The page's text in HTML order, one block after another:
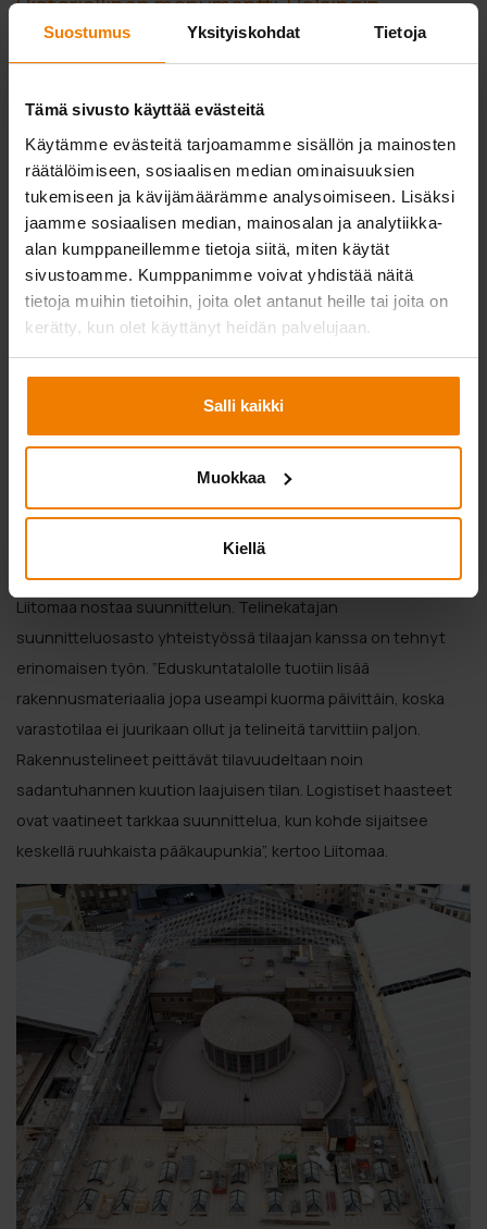
Suostumus Yksityiskohdat Tietoja
Tämä sivusto käyttää evästeitä
Käytämme evästeitä tarjoamamme sisällön ja mainosten
räätälöimiseen, sosiaalisen median ominaisuuksien
tukemiseen ja kävijämäärämme analysoimiseen. Lisäksi
jaamme sosiaalisen median, mainosalan ja analytiikka-
alan kumppaneillemme tietoja siitä, miten käytät
sivustoamme. Kumppanimme voivat yhdistää näitä
tietoja muihin tietoihin, joita olet antanut heille tai joita on
kerätty, kun olet käyttänyt heidän palvelujaan.
Salli kaikki
Muokkaa
Kiellä
ytimessä on ainutkertainen työmaa
Kansallisesti ja taloudellisestikin arvokkaan rakennuksen
peruskorjaus ei toimi saman kaavan mukaan tavallisten
työskennelleet suojeltujen rakennusten parissa. Poikkeavaa
aikaisempiin projekteihin nähden on se, että Eduskuntatalo
on suojeltu eritasoisesti sen eri osissa. Henkilöstömme
perehdytettiin kuitenkin hyvin rakennuksen vaatimuksiin”,
kuvailee Liitomaa rakennushistoriallisesti tärkeän
monumentin parissa työskentelyä. ”Esimerkiksi suojaamiseen
saumoihin, joten graniittilinnan julkisivuun ei työskentelystä
tule jäämään jälkeäkään.Turvallisuusselvityksiä meillä on
monessa kohteessa, ja kulkuluvat ovat normaali käytäntö
työmaillamme. Kun kyseessä on näin merkittävä kohde,
Tämän ainutkertaisen projektin onnistumisen avaimeksi
Liitomaa nostaa suunnittelun. Telinekatajan
suunnitteluosasto yhteistyössä tilaajan kanssa on tehnyt
erinomaisen työn. ”Eduskuntatalolle tuotiin lisää
rakennusmateriaalia jopa useampi kuorma päivittäin, koska
varastotilaa ei juurikaan ollut ja telineitä tarvittiin paljon.
Rakennustelineet peittävät tilavuudeltaan noin
sadantuhannen kuution laajuisen tilan. Logistiset haasteet
ovat vaatineet tarkkaa suunnittelua, kun kohde sijaitsee
keskellä ruuhkaista pääkaupunkia”, kertoo Liitomaa.